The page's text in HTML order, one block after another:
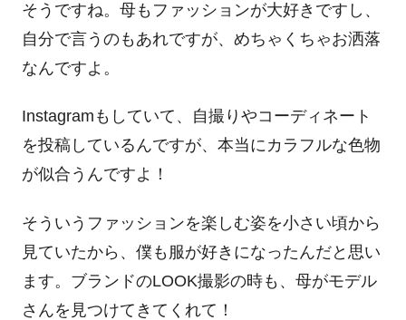
そうですね。母もファッションが大好きですし、
自分で言うのもあれですが、めちゃくちゃお洒落
なんですよ。
Instagram もしていて、自撮りやコーディネート
を投稿しているんですが、本当にカラフルな色物
が似合うんですよ！
そういうファッションを楽しむ姿を小さい頃から
見ていたから、僕も服が好きになったんだと思い
ます。ブランドのLOOK撮影の時も、母がモデル
さんを見つけてきてくれて！